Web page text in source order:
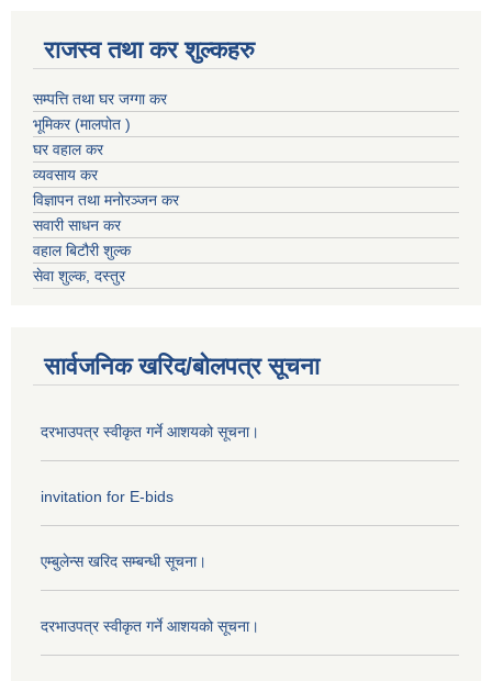
राजस्व तथा कर शुल्कहरु
सम्पत्ति तथा घर जग्गा कर
भूमिकर (मालपोत )
घर वहाल कर
व्यवसाय कर
विज्ञापन तथा मनोरञ्जन कर
सवारी साधन कर
वहाल बिटौरी शुल्क
सेवा शुल्क, दस्तुर
सार्वजनिक खरिद/बोलपत्र सूचना
दरभाउपत्र स्वीकृत गर्ने आशयको सूचना।
invitation for E-bids
एम्बुलेन्स खरिद सम्बन्धी सूचना।
दरभाउपत्र स्वीकृत गर्ने आशयको सूचना।